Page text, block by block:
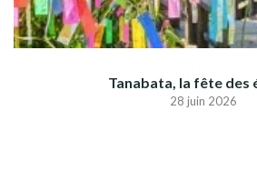
Tanabata, la fête des
28 juin 2026